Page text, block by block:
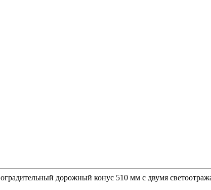
оградительный дорожный конус 510 мм с двумя